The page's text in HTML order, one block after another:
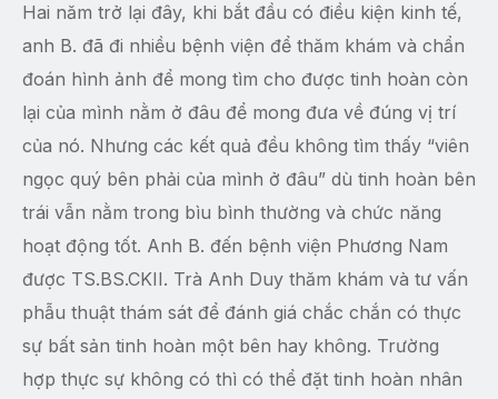
Hai năm trở lại đây, khi bắt đầu có điều kiện kinh tế,
anh B. đã đi nhiều bệnh viện để thăm khám và chẩn
đoán hình ảnh để mong tìm cho được tinh hoàn còn
lại của mình nằm ở đâu để mong đưa về đúng vị trí
của nó. Nhưng các kết quả đều không tìm thấy “viên
ngọc quý bên phải của mình ở đâu” dù tinh hoàn bên
trái vẫn nằm trong bìu bình thường và chức năng
hoạt động tốt. Anh B. đến bệnh viện Phương Nam
được TS.BS.CKII. Trà Anh Duy thăm khám và tư vấn
phẫu thuật thám sát để đánh giá chắc chắn có thực
sự bất sản tinh hoàn một bên hay không. Trường
hợp thực sự không có thì có thể đặt tinh hoàn nhân